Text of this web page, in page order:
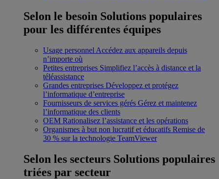
Selon le besoin Solutions populaires
pour les différentes équipes
Usage personnel Accédez aux appareils depuis
n’importe où
Petites entreprises Simplifiez l’accès à distance et la
téléassistance
Grandes entreprises Développez et protégez
l’informatique d’entreprise
Fournisseurs de services gérés Gérez et maintenez
l’informatique des clients
OEM Rationalisez l’assistance et les opérations
Organismes à but non lucratif et éducatifs Remise de
30 % sur la technologie TeamViewer
Selon les secteurs Solutions populaires
triées par secteur